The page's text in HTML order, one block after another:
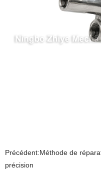
Précédent:Méthode de
précision